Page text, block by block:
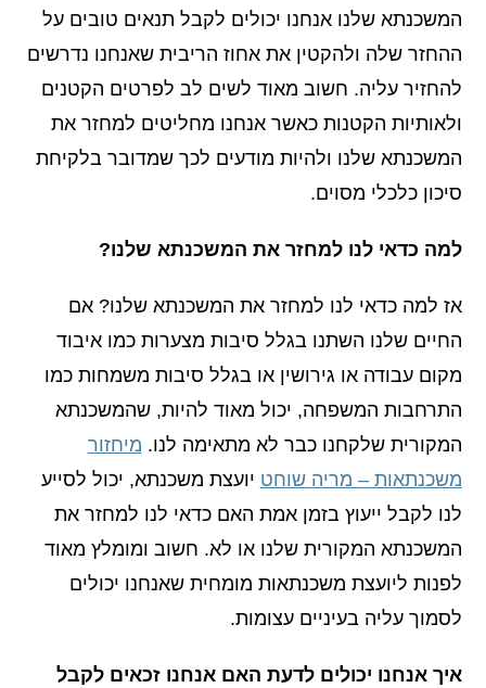
המשכנתא שלנו אנחנו יכולים לקבל תנאים טובים על
ההחזר שלה ולהקטין את אחוז הריבית שאנחנו נדרשים
להחזיר עליה. חשוב מאוד לשים לב לפרטים הקטנים
ולאותיות הקטנות כאשר אנחנו מחליטים למחזר את
המשכנתא שלנו ולהיות מודעים לכך שמדובר בלקיחת
סיכון כלכלי מסוים.
למה כדאי לנו למחזר את המשכנתא שלנו?
אז למה כדאי לנו למחזר את המשכנתא שלנו? אם
החיים שלנו השתנו בגלל סיבות מצערות כמו איבוד
מקום עבודה או גירושין או בגלל סיבות משמחות כמו
התרחבות המשפחה, יכול מאוד להיות, שהמשכנתא
המקורית שלקחנו כבר לא מתאימה לנו. מיחזור
משכנתאות – מריה שוחט יועצת משכנתא, יכול לסייע
לנו לקבל ייעוץ בזמן אמת האם כדאי לנו למחזר את
המשכנתא המקורית שלנו או לא. חשוב ומומלץ מאוד
לפנות ליועצת משכנתאות מומחית שאנחנו יכולים
לסמוך עליה בעיניים עצומות.
איך אנחנו יכולים לדעת האם אנחנו זכאים לקבל